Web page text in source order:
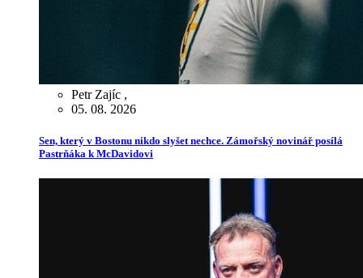
Petr Zajíc ,
05. 08. 2026
Sen, který v Bostonu nikdo slyšet nechce. Zámořský novinář posílá
Pastrňáka k McDavidovi